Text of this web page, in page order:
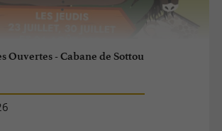
Ouvertes - Cabane de Sottou